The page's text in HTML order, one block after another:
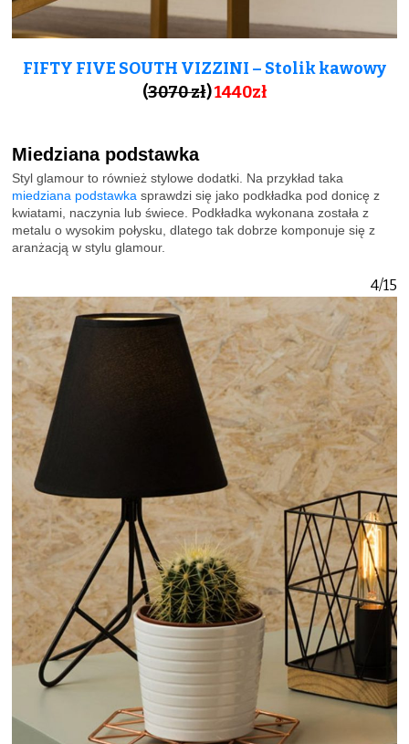
FIFTY FIVE SOUTH VIZZINI – Stolik kawowy
(3070 zł)1440zł
Miedziana podstawka
Styl glamour to również stylowe dodatki. Na przykład taka
miedziana podstawka sprawdzi się jako podkładka pod donicę z
kwiatami, naczynia lub świece. Podkładka wykonana została z
metalu o wysokim połysku, dlatego tak dobrze komponuje się z
aranżacją w stylu glamour.
4/15